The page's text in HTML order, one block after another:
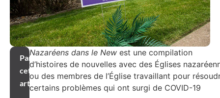
Partager
cet
article
Nazaréens dans le New est une compilation
d’histoires de nouvelles avec des Églises
ou des membres de l’Église travaillant pour
certains problèmes qui ont surgi de COVID-19